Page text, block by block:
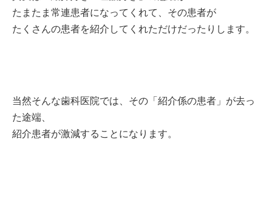
たまたま常連患者になってくれて、 その患者が
たくさんの患者を紹介してくれただけだったりします。
当然そんな歯科医院では、その「紹介係の患者」が去っ
た途端、
紹介患者が激減することになります。